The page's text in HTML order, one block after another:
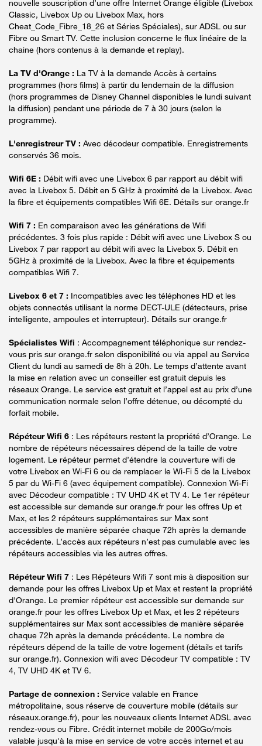
nouvelle souscription d’une offre Internet Orange éligible (Livebox
Classic, Livebox Up ou Livebox Max, hors
Cheat_Code_Fibre_18_26 et Séries Spéciales), sur ADSL ou sur
Fibre ou Smart TV. Cette inclusion concerne le flux linéaire de la
chaine (hors contenus à la demande et replay).
La TV d'Orange : La TV à la demande Accès à certains
programmes (hors films) à partir du lendemain de la diffusion
(hors programmes de Disney Channel disponibles le lundi suivant
la diffusion) pendant une période de 7 à 30 jours (selon le
programme).
L'enregistreur TV : Avec décodeur compatible. Enregistrements
conservés 36 mois.
Wifi 6E : Débit wifi avec une Livebox 6 par rapport au débit wifi
avec la Livebox 5. Débit en 5 GHz à proximité de la Livebox. Avec
la fibre et équipements compatibles Wifi 6E. Détails sur orange.fr
Wifi 7 : En comparaison avec les générations de Wifi
précédentes. 3 fois plus rapide : Débit wifi avec une Livebox S ou
Livebox 7 par rapport au débit wifi avec la Livebox 5. Débit en
5GHz à proximité de la Livebox. Avec la fibre et équipements
compatibles Wifi 7.
Livebox 6 et 7 : Incompatibles avec les téléphones HD et les
objets connectés utilisant la norme DECT-ULE (détecteurs, prise
intelligente, ampoules et interrupteur). Détails sur orange.fr
Spécialistes Wifi : Accompagnement téléphonique sur rendez-
vous pris sur orange.fr selon disponibilité ou via appel au Service
Client du lundi au samedi de 8h à 20h. Le temps d’attente avant
la mise en relation avec un conseiller est gratuit depuis les
réseaux Orange. Le service est gratuit et l’appel est au prix d’une
communication normale selon l’offre détenue, ou décompté du
forfait mobile.
Répéteur Wifi 6 : Les répéteurs restent la propriété d’Orange. Le
nombre de répéteurs nécessaires dépend de la taille de votre
logement. Le répéteur permet d’étendre la couverture wifi de
votre Livebox en Wi-Fi 6 ou de remplacer le Wi-Fi 5 de la Livebox
5 par du Wi-Fi 6 (avec équipement compatible). Connexion Wi-Fi
avec Décodeur compatible : TV UHD 4K et TV 4. Le 1er répéteur
est accessible sur demande sur orange.fr pour les offres Up et
Max, et les 2 répéteurs supplémentaires sur Max sont
accessibles de manière séparée chaque 72h après la demande
précédente. L’accès aux répéteurs n’est pas cumulable avec les
répéteurs accessibles via les autres offres.
Répéteur Wifi 7 : Les Répéteurs Wifi 7 sont mis à disposition sur
demande pour les offres Livebox Up et Max et restent la propriété
d'Orange. Le premier répéteur est accessible sur demande sur
orange.fr pour les offres Livebox Up et Max, et les 2 répéteurs
supplémentaires sur Max sont accessibles de manière séparée
chaque 72h après la demande précédente. Le nombre de
répéteurs dépend de la taille de votre logement (détails et tarifs
sur orange.fr). Connexion wifi avec Décodeur TV compatible : TV
4, TV UHD 4K et TV 6.
Partage de connexion : Service valable en France
métropolitaine, sous réserve de couverture mobile (détails sur
réseaux.orange.fr), pour les nouveaux clients Internet ADSL avec
rendez-vous ou Fibre. Crédit internet mobile de 200Go/mois
valable jusqu'à la mise en service de votre accès internet et au